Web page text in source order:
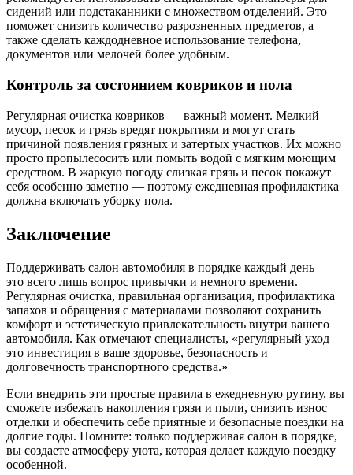
сидений или подстаканники с множеством отделений. Это
поможет снизить количество разрозненных предметов, а
также сделать каждодневное использование телефона,
документов или мелочей более удобным.
Контроль за состоянием ковриков и пола
Регулярная очистка ковриков — важный момент. Мелкий
мусор, песок и грязь вредят покрытиям и могут стать
причиной появления грязных и затертых участков. Их можно
просто пропылесосить или помыть водой с мягким моющим
средством. В жаркую погоду слизкая грязь и песок покажут
себя особенно заметно — поэтому ежедневная профилактика
должна включать уборку пола.
Заключение
Поддерживать салон автомобиля в порядке каждый день —
это всего лишь вопрос привычки и немного времени.
Регулярная очистка, правильная организация, профилактика
запахов и обращения с материалами позволяют сохранить
комфорт и эстетическую привлекательность внутри вашего
автомобиля. Как отмечают специалисты, «регулярный уход —
это инвестиция в ваше здоровье, безопасность и
долговечность транспортного средства.»
Если внедрить эти простые правила в ежедневную рутину, вы
сможете избежать накопления грязи и пыли, снизить износ
отделки и обеспечить себе приятные и безопасные поездки на
долгие годы. Помните: только поддерживая салон в порядке,
вы создаете атмосферу уюта, которая делает каждую поездку
особенной.